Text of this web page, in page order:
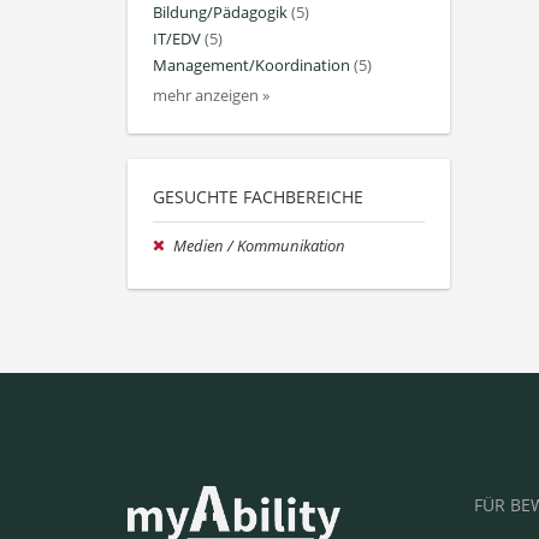
Bildung/Pädagogik(5)
IT/EDV(5)
Management/Koordination (5)
mehr anzeigen »
GESUCHTE FACHBEREICHE
Medien / Kommunikation
FÜR